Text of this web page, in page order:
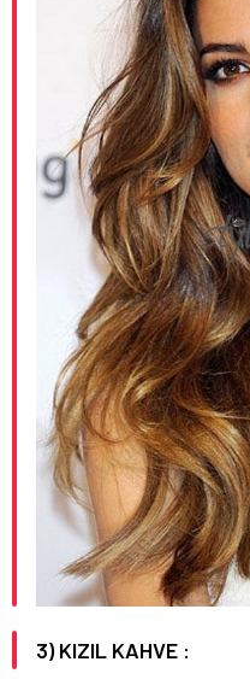
3) KIZIL KAHVE :